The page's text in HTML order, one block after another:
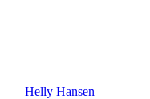
Helly Hansen